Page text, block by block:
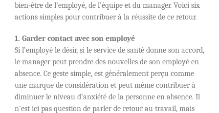
bien-être de l’employé, de l’équipe et du manager. Voici six
actions simples pour contribuer à la réussite de ce retour.
1. Garder contact avec son employé
Si l’employé le désir, si le service de santé donne son accord,
le manager peut prendre des nouvelles de son employé en
absence. Ce geste simple, est généralement perçu comme
une marque de considération et peut même contribuer à
diminuer le niveau d’anxiété de la personne en absence. Il
n’est ici pas question de parler de retour au travail, mais